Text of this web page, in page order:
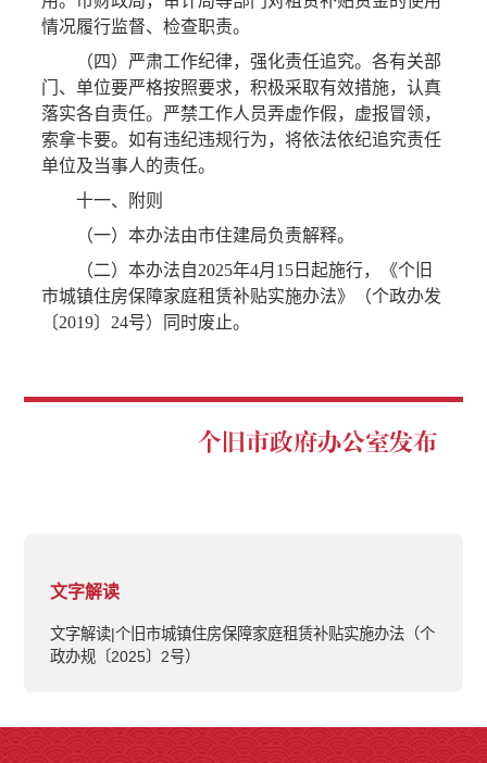
情况履行监督、检查职责。
（四）严肃工作纪律，强化责任追究。各有关部
门、单位要严格按照要求，积极采取有效措施，认真
落实各自责任。严禁工作人员弄虚作假，虚报冒领，
索拿卡要。如有违纪违规行为，将依法依纪追究责任
单位及当事人的责任。
十一、附则
（一）本办法由市住建局负责解释。
（二）本办法自2025年4月15日起施行，《个旧
市城镇住房保障家庭租赁补贴实施办法》（个政办发
〔2019〕24号）同时废止。
个旧市政府办公室发布
文字解读
文字解读|个旧市城镇住房保障家庭租赁补贴实施办法（个
政办规〔2025〕2号）